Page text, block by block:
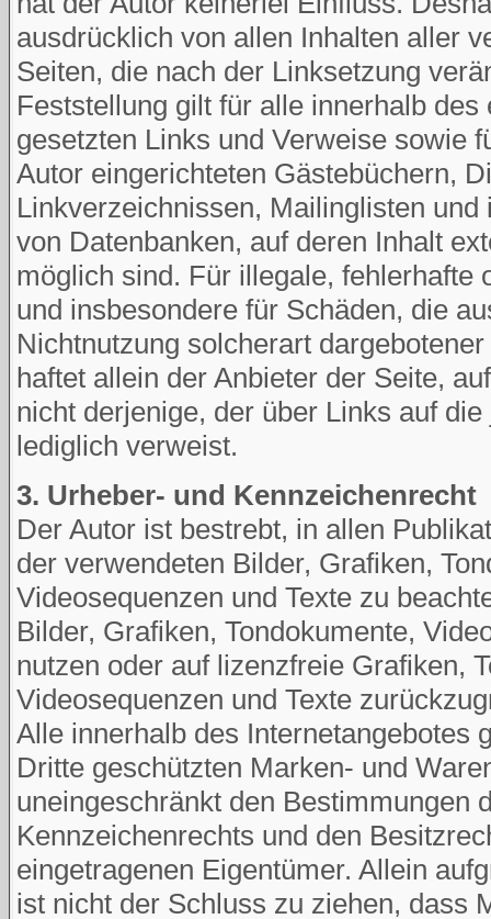
ausdrücklich von allen Inhalten aller
Seiten, die nach der Linksetzung
Feststellung gilt für alle innerhalb
gesetzten Links und Verweise sowie
Autor eingerichteten Gästebüchern,
Linkverzeichnissen, Mailinglisten
von Datenbanken, auf deren Inhalt
möglich sind. Für illegale, fehlerhafte
und insbesondere für Schäden, die
Nichtnutzung solcherart
haftet allein der Anbieter der Seite,
nicht derjenige, der über Links auf
lediglich verweist.
3. Urheber- und Kennzeichenrecht
Der Autor ist bestrebt, in allen
der verwendeten Bilder, Grafiken,
Videosequenzen und Texte zu
Bilder, Grafiken, Tondokumente,
nutzen oder auf lizenzfreie Grafiken,
Videosequenzen und Texte
Alle innerhalb des Internetangebotes
Dritte geschützten Marken- und
uneingeschränkt den Bestimmungen
Kennzeichenrechts und den
eingetragenen Eigentümer. Allein
ist nicht der Schluss zu ziehen, dass